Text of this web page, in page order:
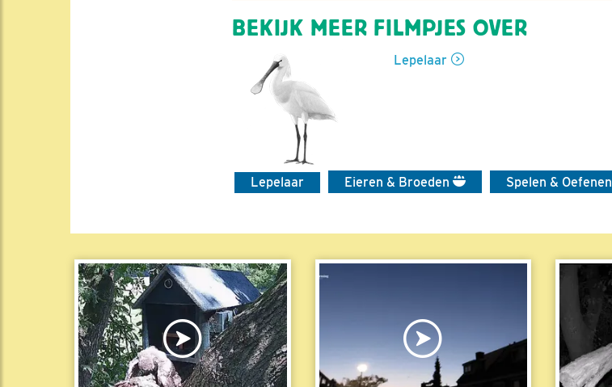
BEKIJK MEER FILMPJES OVER
Lepelaar
Lepelaar Eieren & Broeden Spelen & Oefenen